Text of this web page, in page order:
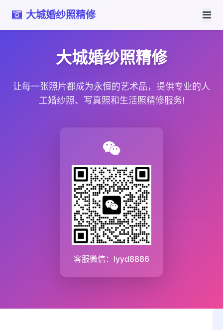
大城婚纱照精修
大城婚纱照精修
让每一张照片都成为永恒的艺术品，提供专业的人
工婚纱照、写真照和生活照精修服务!
客服微信：lyyd8886